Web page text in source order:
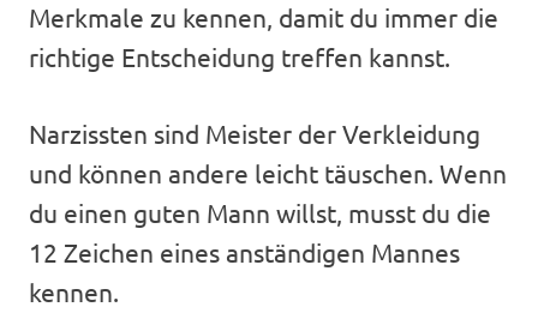
Merkmale zu kennen, damit du immer die
richtige Entscheidung treffen kannst.
Narzissten sind Meister der Verkleidung
und können andere leicht täuschen. Wenn
du einen guten Mann willst, musst du die
12 Zeichen eines anständigen Mannes
kennen.